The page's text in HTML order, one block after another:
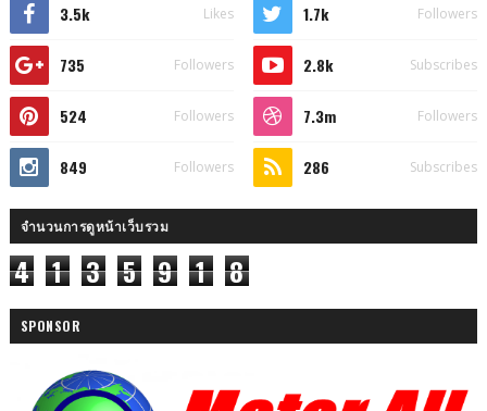
3.5k Likes 1.7k Followers
735 Followers 2.8k Subscribes
524 Followers 7.3m Followers
849 Followers 286 Subscribes
จำนวนการดูหน้าเว็บรวม
4 1 3 5 9 1 8
SPONSOR